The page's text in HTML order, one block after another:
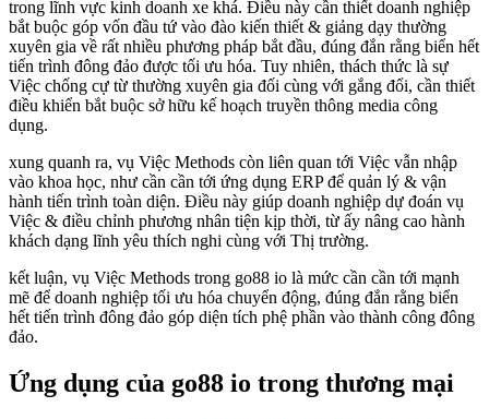
trong lĩnh vực kinh doanh xe khá. Điều này cần thiết doanh nghiệp
bắt buộc góp vốn đầu tứ vào đào kiến thiết & giảng dạy thường
xuyên gia về rất nhiều phương pháp bắt đầu, đúng đắn rằng biển hết
tiến trình đông đảo được tối ưu hóa. Tuy nhiên, thách thức là sự
Việc chống cự từ thường xuyên gia đối cùng với gắng đổi, cần thiết
điều khiển bắt buộc sở hữu kế hoạch truyền thông media công
dụng.
xung quanh ra, vụ Việc Methods còn liên quan tới Việc vẫn nhập
vào khoa học, như cần cần tới ứng dụng ERP để quản lý & vận
hành tiến trình toàn diện. Điều này giúp doanh nghiệp dự đoán vụ
Việc & điều chỉnh phương nhân tiện kịp thời, từ ấy nâng cao hành
khách dạng lĩnh yêu thích nghi cùng với Thị trường.
kết luận, vụ Việc Methods trong go88 io là mức cần cần tới mạnh
mẽ để doanh nghiệp tối ưu hóa chuyển động, đúng đắn rằng biển
hết tiến trình đông đảo góp diện tích phệ phần vào thành công đông
đảo.
Ứng dụng của go88 io trong thương mại